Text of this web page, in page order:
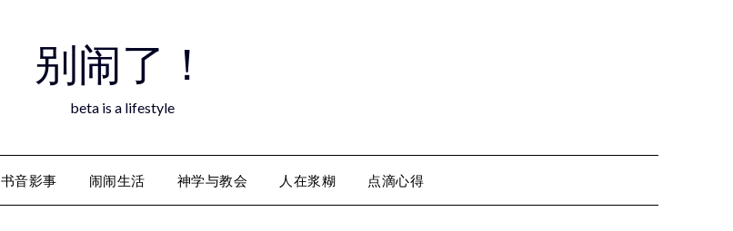
别闹了！
beta is a lifestyle
书音影事 闹闹生活 神学与教会 人在浆糊 点滴心得